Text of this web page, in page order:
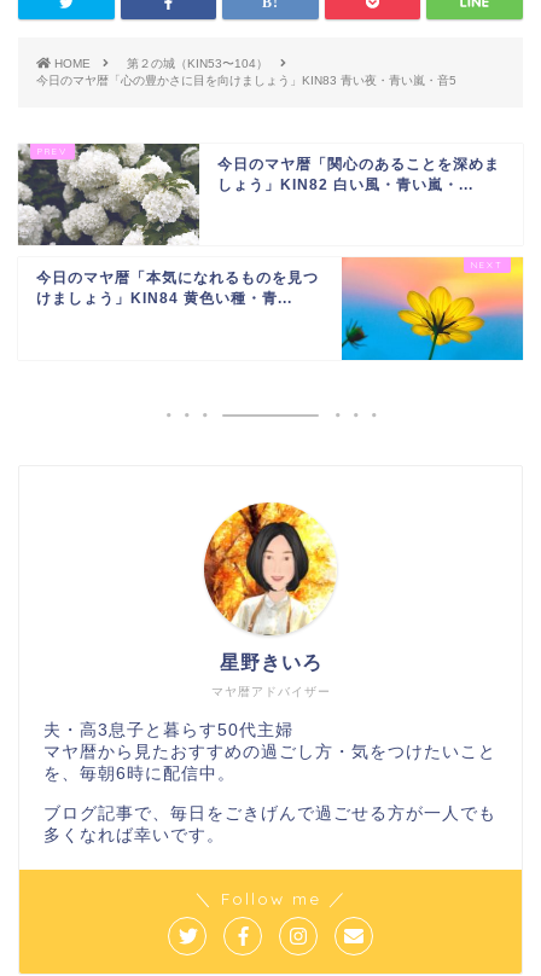
HOME
第２の城（KIN53〜104）
今日のマヤ暦「心の豊かさに目を向けましょう」KIN83 青い夜・青い嵐・音5
今日のマヤ暦「関心のあることを深めま
しょう」KIN82 白い風・青い嵐・...
今日のマヤ暦「本気になれるものを見つ
けましょう」KIN84 黄色い種・青...
マヤ暦アドバイザー
星野きいろ
夫・高3息子と暮らす50代主婦
マヤ暦から見たおすすめの過ごし方・気をつけたいこと
を、毎朝6時に配信中。
ブログ記事で、毎日をごきげんで過ごせる方が一人でも
多くなれば幸いです。
＼ Follow me ／